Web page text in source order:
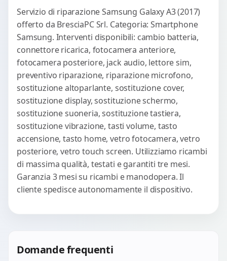
Servizio di riparazione Samsung Galaxy A3 (2017)
offerto da BresciaPC Srl. Categoria: Smartphone
Samsung. Interventi disponibili: cambio batteria,
connettore ricarica, fotocamera anteriore,
fotocamera posteriore, jack audio, lettore sim,
preventivo riparazione, riparazione microfono,
sostituzione altoparlante, sostituzione cover,
sostituzione display, sostituzione schermo,
sostituzione suoneria, sostituzione tastiera,
sostituzione vibrazione, tasti volume, tasto
accensione, tasto home, vetro fotocamera, vetro
posteriore, vetro touch screen. Utilizziamo ricambi
di massima qualità, testati e garantiti tre mesi.
Garanzia 3 mesi su ricambi e manodopera. Il
cliente spedisce autonomamente il dispositivo.
Domande frequenti